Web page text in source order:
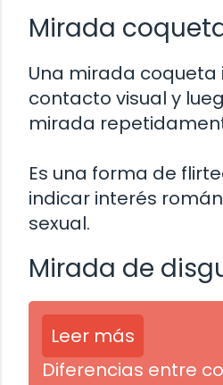
Mirada
Una mirada
contacto visual y
mirada
Es una forma de
indicar interés
sexual.
Mirada de
Leer más
Diferencias entre